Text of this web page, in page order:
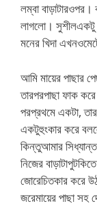
লম্বা বাড়াটারওপর।
লাগলো। সুশীলএকটু
মনের খিদা
আমি মায়ের পাছার
তারপরপাছা ফাক
পরপ্রথমে একটা,
একটুহুংকার করে
কিন্তুআমার
নিজের
জোরেচিতকার করে
জরেমায়ের পাছা সহ